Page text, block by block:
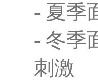
- 夏季
- 冬季
刺激